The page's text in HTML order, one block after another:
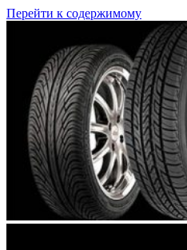
Перейти к содержимому